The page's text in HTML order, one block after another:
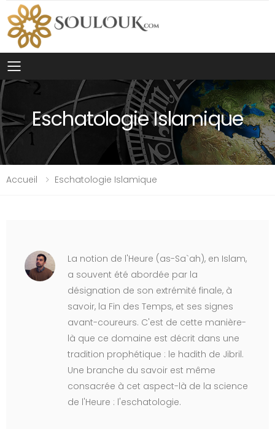
Toggle mobile menu
Eschatologie Islamique
Accueil Eschatologie Islamique
La notion de l'Heure (as-Sa`ah), en Islam,
a souvent été abordée par la
désignation de son extrémité finale, à
savoir, la Fin des Temps, et ses signes
avant-coureurs. C'est de cette manière-
là que ce domaine est décrit dans une
tradition prophétique : le hadith de Jibril.
Une branche du savoir est même
consacrée à cet aspect-là de la science
de l'Heure : l'eschatologie.